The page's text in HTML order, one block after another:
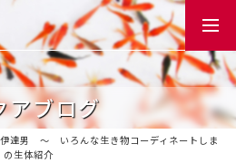
アブログ
達男 ～ いろんな生き物コーディネートしま
生体紹介